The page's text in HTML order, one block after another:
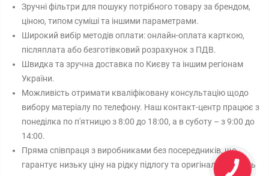
Зручні фільтри для пошуку потрібного товару за брендом,
ціною, типом суміші та іншими параметрами.
Широкий вибір методів оплати: онлайн-оплата карткою,
післяплата або безготівковий розрахунок з ПДВ.
Швидка та зручна доставка по Києву та іншим регіонам
України.
Можливість отримати кваліфіковану консультацію щодо
вибору матеріалу по телефону. Наш контакт-центр працює з
понеділка по п'ятницю з 8:00 до 18:00, а в суботу – з 9:00 до
14:00.
Пряма співпраця з виробниками без посередників, що
гарантує низьку ціну на рідку підлогу та оригінальну якість